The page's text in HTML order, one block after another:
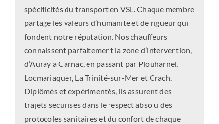
spécificités du transport en VSL. Chaque membre
partage les valeurs d’humanité et de rigueur qui
fondent notre réputation. Nos chauffeurs
connaissent parfaitement la zone d’intervention,
d’Auray à Carnac, en passant par Plouharnel,
Locmariaquer, La Trinité-sur-Mer et Crach.
Diplômés et expérimentés, ils assurent des
trajets sécurisés dans le respect absolu des
protocoles sanitaires et du confort de chaque